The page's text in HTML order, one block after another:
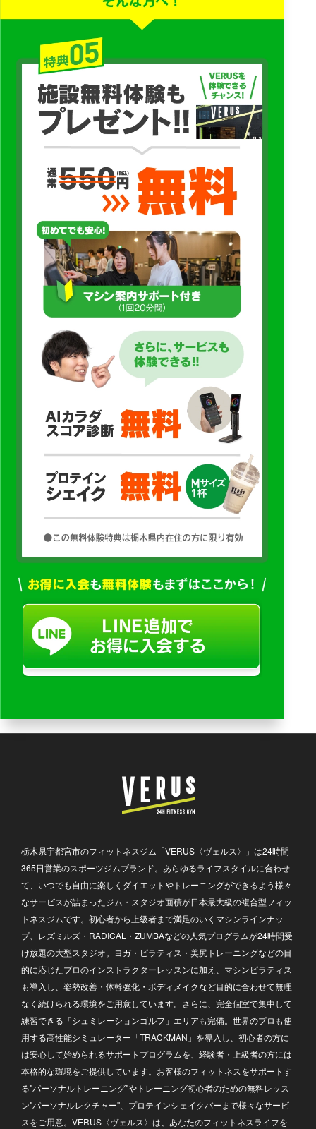
栃木県宇都宮市のフィットネスジム「VERUS〈ヴェルス〉」は24時間
365日営業のスポーツジムブランド。あらゆるライフスタイルに合わせ
て、いつでも自由に楽しくダイエットやトレーニングができるよう様々
なサービスが詰まったジム・スタジオ面積が日本最大級の複合型フィッ
トネスジムです。初心者から上級者まで満足のいくマシンラインナッ
プ、レズミルズ・RADICAL・ZUMBAなどの人気プログラムが24時間受
け放題の大型スタジオ。ヨガ・ピラティス・美尻トレーニングなどの目
的に応じたプロのインストラクターレッスンに加え、マシンピラティス
も導入し、姿勢改善・体幹強化・ボディメイクなど目的に合わせて無理
なく続けられる環境をご用意しています。さらに、完全個室で集中して
練習できる「シュミレーションゴルフ」エリアも完備。世界のプロも使
用する高性能シミュレーター「TRACKMAN」を導入し、初心者の方に
は安心して始められるサポートプログラムを、経験者・上級者の方には
本格的な環境をご提供しています。お客様のフィットネスをサポートす
る"パーソナルトレーニング"やトレーニング初心者のための無料レッス
ン"パーソナルレクチャー"、プロテインシェイクバーまで様々なサービ
スをご用意。VERUS〈ヴェルス〉は、あなたのフィットネスライフを